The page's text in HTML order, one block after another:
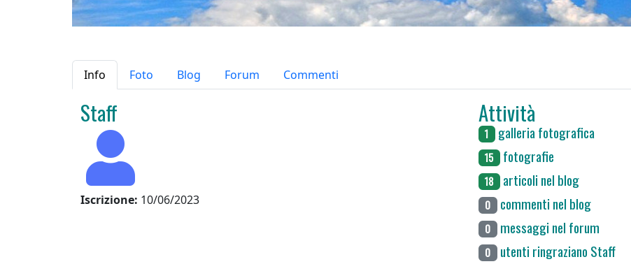
Info Foto Blog Forum Commenti
Staff
Iscrizione: 10/06/2023
Attività
1 galleria fotografica
15 fotografie
18 articoli nel blog
0 commenti nel blog
0 messaggi nel forum
0 utenti ringraziano Staff